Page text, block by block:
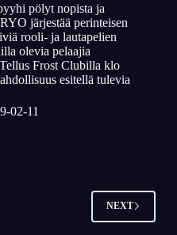
pölyt nopista ja
järjestää perinteisen
rooli- ja lautapelien
olevia pelaajia
Frost Clubilla klo
esitellä tulevia
02-11
NEXT